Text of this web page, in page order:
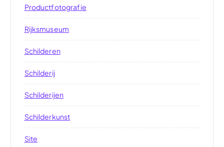
Productfotografie
Rijksmuseum
Schilderen
Schilderij
Schilderijen
Schilderkunst
Site